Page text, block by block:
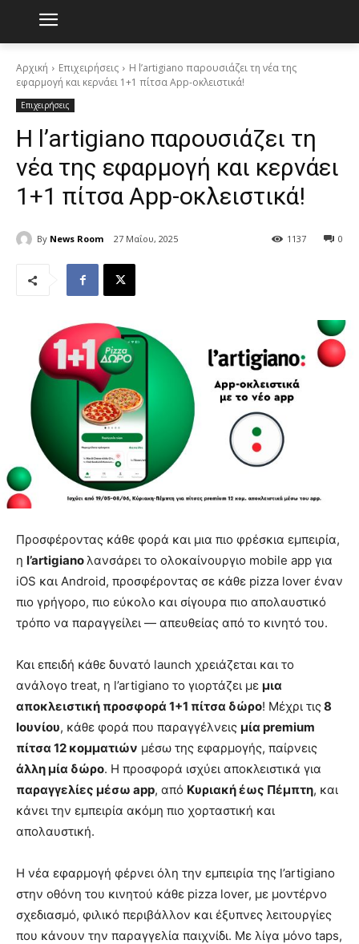
Αρχική Επιχειρήσεις
Η l’artigiano παρουσιάζει τη νέα της
εφαρμογή και κερνάει 1+1 πίτσα App-οκλειστικά!
Επιχειρήσεις
Η l’artigiano παρουσιάζει τη
νέα της εφαρμογή και κερνάει
1+1 πίτσα App-οκλειστικά!
By News Room 27 Μαΐου, 2025 0
1137
Προσφέροντας κάθε φορά και μια πιο φρέσκια εμπειρία,
η l’artigiano λανσάρει το ολοκαίνουργιο mobile app για
iOS και Android, προσφέροντας σε κάθε pizza lover έναν
πιο γρήγορο, πιο εύκολο και σίγουρα πιο απολαυστικό
τρόπο να παραγγείλει — απευθείας από το κινητό του.
Και επειδή κάθε δυνατό launch χρειάζεται και το
ανάλογο treat, η l’artigiano το γιορτάζει με μια
αποκλειστική προσφορά 1+1 πίτσα δώρο! Μέχρι τις8
Ιουνίου, κάθε φορά που παραγγέλνεις μία premium
πίτσα 12 κομματιών μέσω της εφαρμογής, παίρνεις
άλλη μία δώρο. Η προσφορά ισχύει αποκλειστικά για
παραγγελίες μέσω app, από Κυριακή έως Πέμπτη, και
κάνει την εμπειρία ακόμη πιο χορταστική και
απολαυστική.
Η νέα εφαρμογή φέρνει όλη την εμπειρία της l’artigiano
στην οθόνη του κινητού κάθε pizza lover, με μοντέρνο
σχεδιασμό, φιλικό περιβάλλον και έξυπνες λειτουργίες
που κάνουν την παραγγελία παιχνίδι. Με λίγα μόνο taps,